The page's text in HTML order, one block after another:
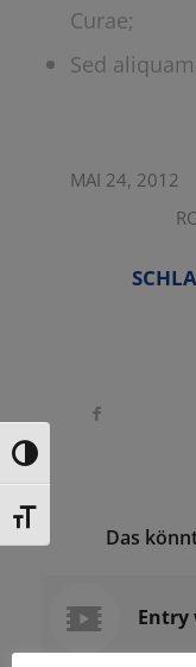
Umschalten auf hohe
Schrift vergrößern
Curae;
Sed
MAI 24, 2012
/
Das
Entry